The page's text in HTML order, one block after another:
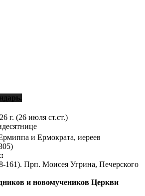
г. (26 июля ст.ст.)
и Ермократа, иереев
161). Прп. Моисея Угрина, Печерского
и новомучеников Церкви